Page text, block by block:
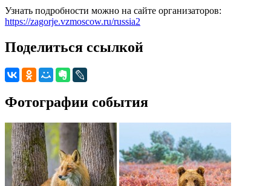
Узнать подробности можно на сайте организаторов:
https://zagorje.vzmoscow.ru/russia2
Поделиться ссылкой
Фотографии события